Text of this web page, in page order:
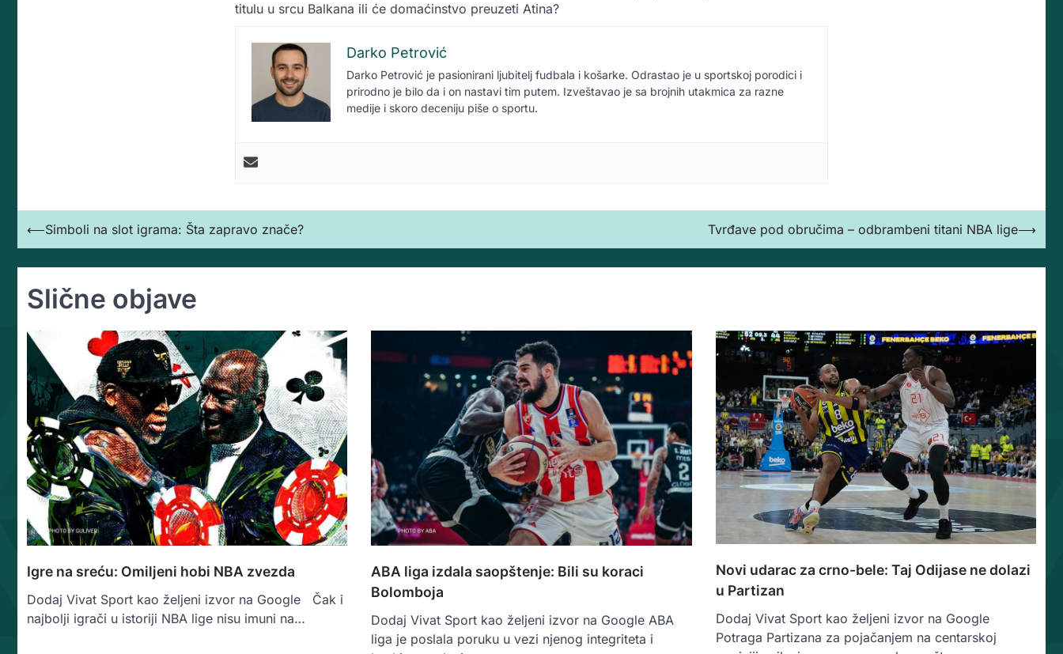
titulu u srcu Balkana ili će domaćinstvo preuzeti Atina?
Darko Petrović
Darko Petrović je pasionirani ljubitelj fudbala i košarke. Odrastao je u sportskoj porodici i
prirodno je bilo da i on nastavi tim putem. Izveštavao je sa brojnih utakmica za razne
medije i skoro deceniju piše o sportu.
Кретање
⟵Simboli na slot igrama: Šta zapravo znače? Tvrđave pod obručima – odbrambeni titani NBA lige⟶
Slične objave
Igre na sreću: Omiljeni hobi NBA zvezda
Dodaj Vivat Sport kao željeni izvor na Google Čak i
najbolji igrači u istoriji NBA lige nisu imuni na…
ABA liga izdala saopštenje: Bili su koraci
Bolomboja
Dodaj Vivat Sport kao željeni izvor na Google ABA
liga je poslala poruku u vezi njenog integriteta i
Novi udarac za crno-bele: Taj Odijase ne dolazi
u Partizan
Dodaj Vivat Sport kao željeni izvor na Google
Potraga Partizana za pojačanjem na centarskoj